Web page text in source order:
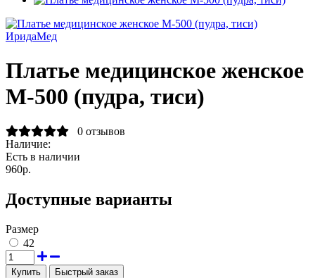
ИридаМед
Платье медицинское женское
М-500 (пудра, тиси)
0 отзывов
Наличие:
Есть в наличии
960р.
Доступные варианты
Размер
42
Быстрый заказ